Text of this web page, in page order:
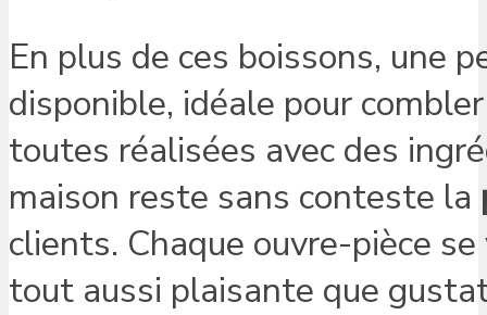
En plus de ces boissons, une
disponible, idéale pour
toutes réalisées avec des
maison reste sans conteste la
clients. Chaque ouvre-pièce
tout aussi plaisante que